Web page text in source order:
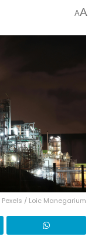
AA
Pexels / Loic Manegarium